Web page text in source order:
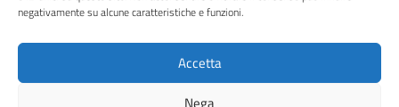
negativamente su alcune caratteristiche e funzioni.
Accetta
Nega
Codice unico di fatturazione (CUF): UFBI5A
Istituto professionale di Stato per l'enogastronomia e l'ospitalità
IPSEOA - ''Elena Cornaro"